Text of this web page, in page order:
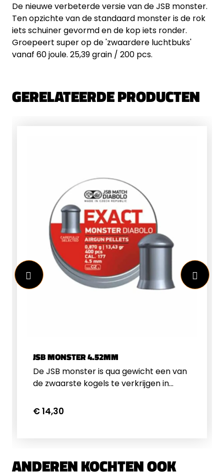
De nieuwe verbeterde versie van de JSB monster.
Ten opzichte van de standaard monster is de rok
iets schuiner gevormd en de kop iets ronder.
Groepeert super op de 'zwaardere luchtbuks'
vanaf 60 joule. 25,39 grain / 200 pcs.
GERELATEERDE PRODUCTEN
JSB MONSTER 4.52MM
De JSB monster is qua gewicht een van
de zwaarste kogels te verkrijgen in
krachtigere buksen.&nbsp;Ronde
€ 14,30
ANDEREN KOCHTEN OOK